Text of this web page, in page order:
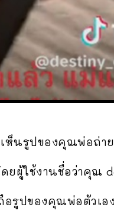
ห็นรูปของคุณพ่อถ่า
ผู้ใช้งานชื่อว่าคุณ
อรูปของคุณพ่อตัวเ